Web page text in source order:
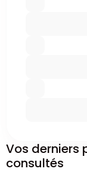
Vos derniers
consultés